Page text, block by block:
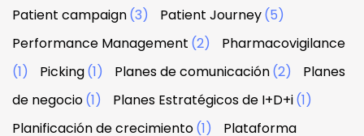
Patient campaign(3) Patient Journey(5)
Performance Management (2)
Pharmacovigilance
(1)
Picking(1) Planes de comunicación(2)
Planes
de negocio(1) Planes Estratégicos de I+D+i(1)
Planificación de crecimiento(1) Plataforma